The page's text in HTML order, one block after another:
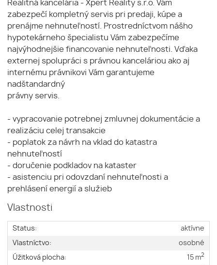
Realitná kancelária - Xpert Reality s.r.o. Vám
zabezpečí kompletný servis pri predaji, kúpe a
prenájme nehnuteľností. Prostredníctvom nášho
hypotekárneho špecialistu Vám zabezpečíme
najvýhodnejšie financovanie nehnuteľnosti. Vďaka
externej spolupráci s právnou kanceláriou ako aj
internému právnikovi Vám garantujeme
nadštandardný
právny servis.
- vypracovanie potrebnej zmluvnej dokumentácie a
realizáciu celej transakcie
- poplatok za návrh na vklad do katastra
nehnuteľností
- doručenie podkladov na kataster
- asistenciu pri odovzdaní nehnuteľnosti a
prehlásení energií a služieb
Vlastnosti
Status:
aktívne
Vlastníctvo:
osobné
Úžitková plocha:
15 m2